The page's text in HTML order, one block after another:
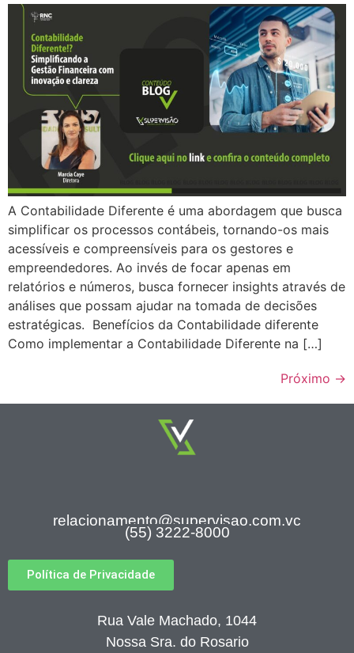
A Contabilidade Diferente é uma abordagem que busca
simplificar os processos contábeis, tornando-os mais
acessíveis e compreensíveis para os gestores e
empreendedores. Ao invés de focar apenas em
relatórios e números, busca fornecer insights através de
análises que possam ajudar na tomada de decisões
estratégicas. Benefícios da Contabilidade diferente
Como implementar a Contabilidade Diferente na […]
Próximo →
relacionamento@supervisao.com.vc
(55) 3222-8000
Política de Privacidade
Rua Vale Machado, 1044
Nossa Sra. do Rosario